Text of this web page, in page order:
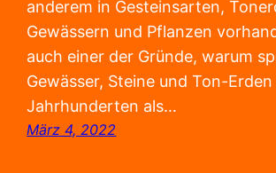
anderem in Gesteinsarten,
Gewässern und Pflanzen
auch einer der Gründe, warum
Gewässer, Steine und Ton-
Jahrhunderten als…
März 4, 2022